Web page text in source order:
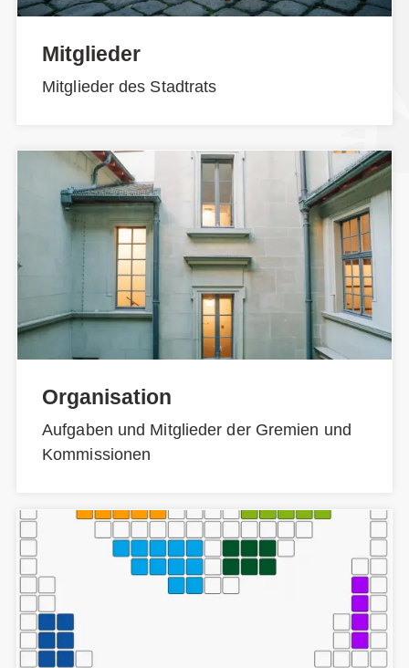
Mitglieder
Mitglieder des Stadtrats
Organisation
Aufgaben und Mitglieder der Gremien und
Kommissionen